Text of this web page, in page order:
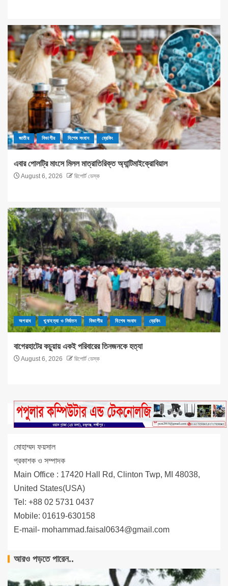
জাতীয় বিভাগীয় বিশেষ সংবাদ ব্রেকিং
এবার পোলট্রি মাংসে মিলল মাত্রাতিরিক্ত অ্যান্টিমাইক্রোবিয়াল
August 6, 2026 রিপোর্ট ডেস্ক
অপরাধ খুন/হত্যা ও নির্যাতন বিভাগীয় বিশেষ সংবাদ ব্রেকিং
বাগেরহাটের কচুয়ায় একই পরিবারের তিনজনকে হত্যা
August 6, 2026 রিপোর্ট ডেস্ক
মোহাম্মদ ফয়সাল
প্রকাশক ও সম্পাদক
Main Office : 17420 Hall Rd, Clinton Twp, MI 48038,
United States(USA)
Tel: +88 02 5731 0437
Mobile: 01619-630158
E-mail- mohammad.faisal0634@gmail.com
আরও পড়তে পারেন..